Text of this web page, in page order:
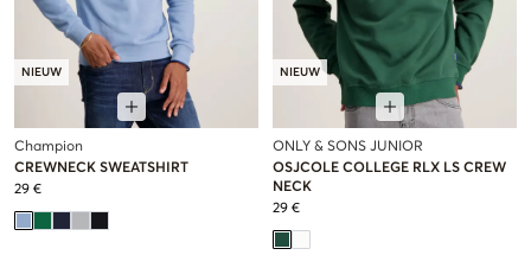
NIEUW
Champion
CREWNECK SWEATSHIRT
29 €
NIEUW
ONLY & SONS JUNIOR
OSJCOLE COLLEGE RLX LS CREW
NECK
29 €